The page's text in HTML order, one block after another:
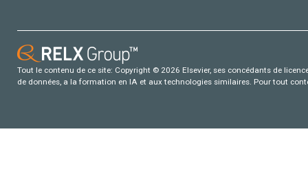
Tout le contenu de ce site: Copyright © 2026 Elsevier, ses concédants de
de données, a la formation en IA et aux technologies similaires. Pour tout